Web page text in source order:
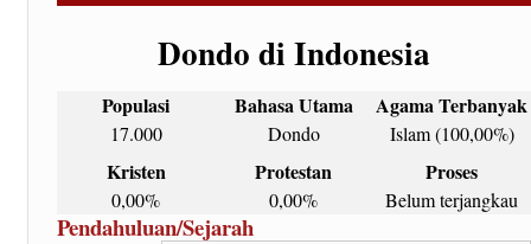
Dondo di Indonesia
Populasi Bahasa Utama Agama Terbanyak
17.000 Dondo Islam (100,00%)
Kristen Protestan Proses
0,00% 0,00% Belum terjangkau
Pendahuluan/Sejarah